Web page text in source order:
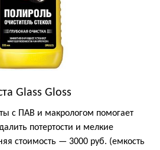
Glass Gloss
с ПАВ и макрологом помогает
потертости и мелкие
стоимость — 3000 руб. (емкость